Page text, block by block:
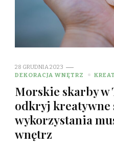
28 GRUDNIA 2023
DEKORACJA WNĘTRZ
Morskie skarby
odkryj kreatywne
wykorzystania
wnętrz